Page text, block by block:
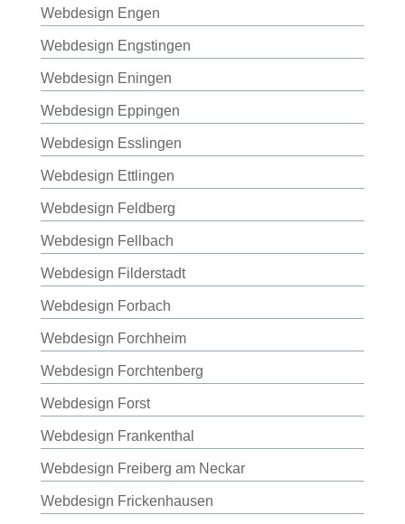
Webdesign Engen
Webdesign Engstingen
Webdesign Eningen
Webdesign Eppingen
Webdesign Esslingen
Webdesign Ettlingen
Webdesign Feldberg
Webdesign Fellbach
Webdesign Filderstadt
Webdesign Forbach
Webdesign Forchheim
Webdesign Forchtenberg
Webdesign Forst
Webdesign Frankenthal
Webdesign Freiberg am Neckar
Webdesign Frickenhausen